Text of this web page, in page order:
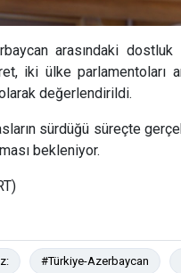
arasındaki
iki ülke parlamentoları
değerlendirildi.
sürdüğü süreçte
bekleniyor.
#Türkiye-Azerbaycan